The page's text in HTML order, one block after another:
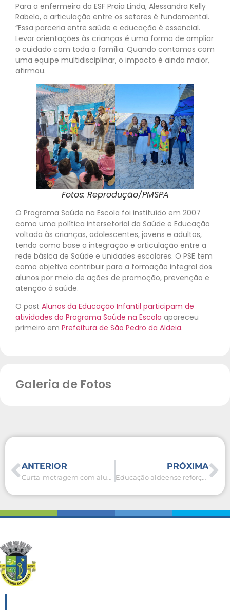
Para a enfermeira da ESF Praia Linda, Alessandra Kelly
Rabelo, a articulação entre os setores é fundamental.
“Essa parceria entre saúde e educação é essencial.
Levar orientações às crianças é uma forma de ampliar
o cuidado com toda a família. Quando contamos com
uma equipe multidisciplinar, o impacto é ainda maior,
afirmou.
Fotos: Reprodução/PMSPA
O Programa Saúde na Escola foi instituído em 2007
como uma política intersetorial da Saúde e Educação
voltada às crianças, adolescentes, jovens e adultos,
tendo como base a integração e articulação entre a
rede básica de Saúde e unidades escolares. O PSE tem
como objetivo contribuir para a formação integral dos
alunos por meio de ações de promoção, prevenção e
atenção à saúde.
O post Alunos da Educação Infantil participam de
atividades do Programa Saúde na Escola apareceu
primeiro em Prefeitura de São Pedro da Aldeia.
Galeria de Fotos
ANTERIOR
Curta-metragem com alunos do bairro Alecrim recebe prêmio em festival de Suzano – SP
PRÓXIMA
Educação aldeense reforça parceria entre escola e família com foco na prevenção